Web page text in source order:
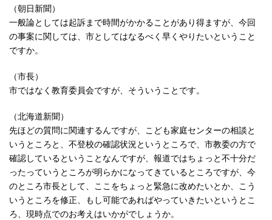
（朝日新聞）
一般論としては起訴まで時間がかかることがあり得ますが、今回
の事案に関しては、市としてはなるべく早くやりたいということ
ですか。
（市長）
市ではなく教育委員会ですが、そういうことです。
（北海道新聞）
先ほどの質問に関連するんですが、こども家庭センターの相談と
いうところと、不登校の確認状況というところで、市教委の方で
確認しているということなんですが、報道ではちょっと不十分だ
ったっていうところが明らかになってきているところですが、今
のところ市長として、ここをちょっと緊急に改めたいとか、こう
いうところを修正、もし可能であればやっていきたいというとこ
ろ、現時点でのお考えはいかがでしょうか。